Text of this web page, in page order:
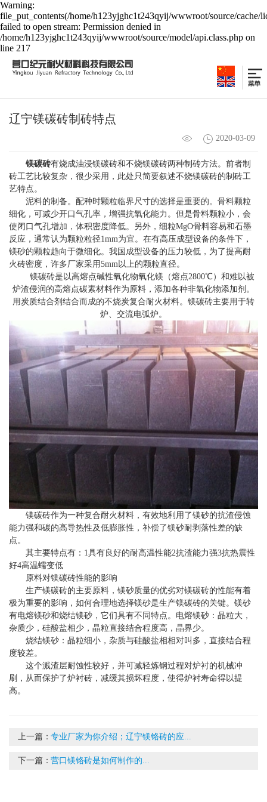
Warning:
file_put_contents(/home/h123yjghc1t243qyij/wwwroot/source/cache/
failed to open stream: Permission denied in
/home/h123yjghc1t243qyij/wwwroot/source/model/api.class.php on
line 217
辽宁镁碳砖制砖特点
2020-03-09
镁碳砖有烧成油浸镁碳砖和不烧镁碳砖两种制砖方法。前者制
砖工艺比较复杂，很少采用，此处只简要叙述不烧镁碳砖的制砖工
艺特点。
泥料的制备。配种时颗粒临界尺寸的选择是重要的。骨料颗粒
细化，可减少开口气孔率，增强抗氧化能力。但是骨料颗粒小，会
使闭口气孔增加，体积密度降低。另外，细粒MgO骨料容易和石墨
反应，通常认为颗粒粒径1mm为宜。在有高压成型设备的条件下，
镁砂的颗粒趋向于微细化。我国成型设备的压力较低，为了提高耐
火砖密度，许多厂家采用5mm以上的颗粒直径。
镁碳砖是以高熔点碱性氧化物氧化镁（熔点2800℃）和难以被
炉渣侵润的高熔点碳素材料作为原料，添加各种非氧化物添加剂。
用炭质结合剂结合而成的不烧炭复合耐火材料。镁碳砖主要用于转
炉、交流电弧炉。
镁碳砖作为一种复合耐火材料，有效地利用了镁砂的抗渣侵蚀
能力强和碳的高导热性及低膨胀性，补偿了镁砂耐剥落性差的缺
点。
其主要特点有：1具有良好的耐高温性能2抗渣能力强3抗热震性
好4高温蠕变低
原料对镁碳砖性能的影响
生产镁碳砖的主要原料，镁砂质量的优劣对镁碳砖的性能有着
极为重要的影响，如何合理地选择镁砂是生产镁碳砖的关键。镁砂
有电熔镁砂和烧结镁砂，它们具有不同特点。电熔镁砂：晶粒大，
杂质少，硅酸盐相少，晶粒直接结合程度高，晶界少。
烧结镁砂：晶粒细小，杂质与硅酸盐相相对叫多，直接结合程
度较差。
这个溅渣层耐蚀性较好，并可减轻炼钢过程对炉衬的机械冲
刷，从而保护了炉衬砖，减缓其损坏程度，使得炉衬寿命得以提
高。
上一篇：专业厂家为你介绍；辽宁镁铬砖的应...
下一篇：营口镁铬砖是如何制作的...